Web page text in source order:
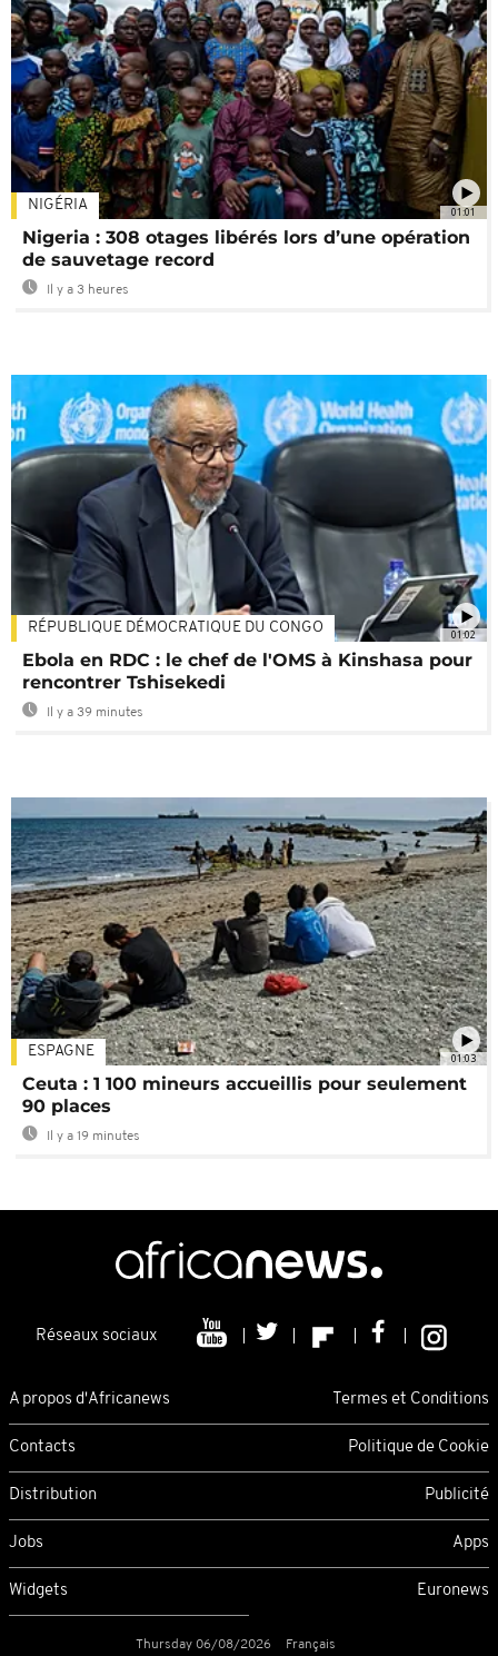
01:01
NIGÉRIA
Nigeria : 308 otages libérés lors d’une opération
de sauvetage record
Il y a 3 heures
01:02
RÉPUBLIQUE DÉMOCRATIQUE DU CONGO
Ebola en RDC : le chef de l'OMS à Kinshasa pour
rencontrer Tshisekedi
Il y a 39 minutes
01:03
ESPAGNE
Ceuta : 1 100 mineurs accueillis pour seulement
90 places
Il y a 19 minutes
Réseaux sociaux
A propos d'Africanews Termes et Conditions
Contacts Politique de Cookie
Distribution Publicité
Jobs Apps
Widgets Euronews
Thursday 06/08/2026